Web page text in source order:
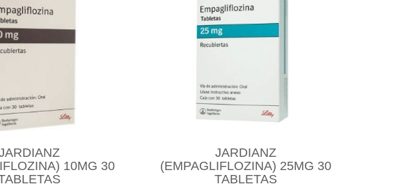
10MG 30
JARDIANZ
(EMPAGLIFLOZINA) 25MG 30
TABLETAS